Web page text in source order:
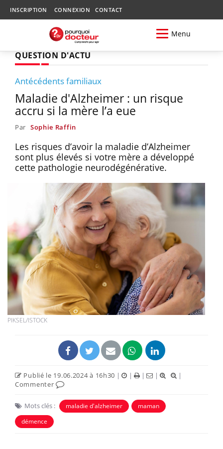
INSCRIPTION CONNEXION CONTACT
Menu
QUESTION D'ACTU
Antécédents familiaux
Maladie d'Alzheimer : un risque
accru si la mère l’a eue
Par Sophie Raffin
Les risques d’avoir la maladie d’Alzheimer
sont plus élevés si votre mère a développé
cette pathologie neurodégénérative.
PIKSEL/ISTOCK
Publié le 19.06.2024 à 16h30 | | | |
|
Commenter
Mots clés : maladie d'alzheimer
maman
démence